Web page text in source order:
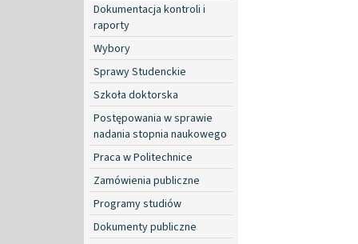
Dokumentacja kontroli i
raporty
Wybory
Sprawy Studenckie
Szkoła doktorska
Postępowania w sprawie
nadania stopnia naukowego
Praca w Politechnice
Zamówienia publiczne
Programy studiów
Dokumenty publiczne